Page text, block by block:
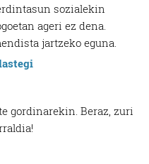
sozialekin
ageri ez dena.
jartzeko eguna.
gordinarekin. Beraz, zuri